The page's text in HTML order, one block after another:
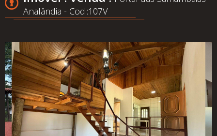
Conheça
Cadastre
seu
Imóvel
Simulador
Financeiro
Localização
Analândia - Cod.:107V